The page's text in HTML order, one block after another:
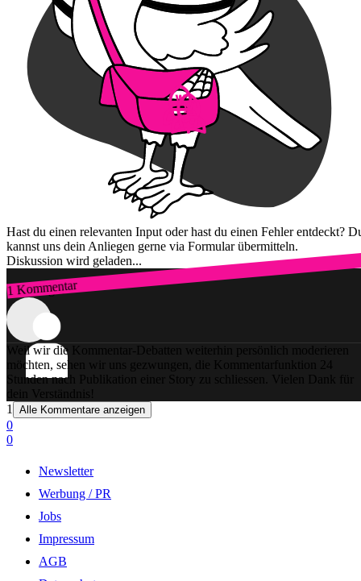
Hast du einen relevanten Input oder hast du einen Fehler entdeckt?
kannst uns dein Anliegen gerne via Formular übermitteln.
Diskussion wird geladen...
1 Kommentar
Zum Login
Weil wir die Kommentar-Debatten weiterhin persönlich moderieren
möchten, sehen wir uns gezwungen, die Kommentarfunktion 24
Stunden nach Publikation einer Story zu schliessen. Vielen Dank für
dein Verständnis!
1
Alle Kommentare anzeigen
0
0
Newsletter
Werbung / PR
Jobs
Impressum
AGB